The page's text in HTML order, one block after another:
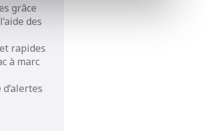
grâce
des
rapides
à marc